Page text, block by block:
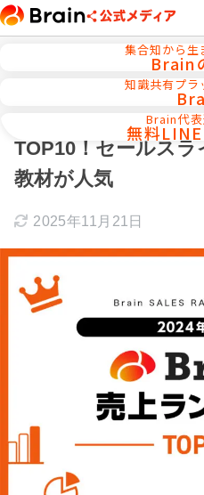
集合知から生
Brain
知識共有プラ
Brain代
無料
【2024年9月度】
TOP10！セールス
教材が人気
2025年11月21日